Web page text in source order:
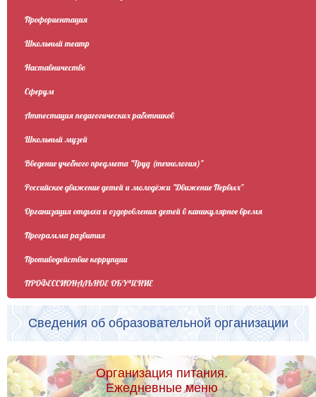
Профориентация
Школьный театр
Наставничество
Сферум
Аттестация педагогических работников
Школьный музей
Введение учебного предмета "Труд (технология)"
Российское движение детей и молодёжи "Движение Первых"
Организация отдыха и оздоровления детей в каникулярное время
Программа развития
Противодействие коррупции
ПРОФЕССИОНАЛЬНОЕ ОБУЧЕНИЕ
Сведения об образовательной организации
Организация питания.
Ежедневные меню